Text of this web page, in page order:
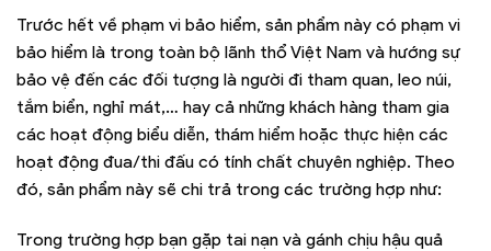
Trước hết về phạm vi bảo hiểm, sản phẩm này có phạm vi
bảo hiểm là trong toàn bộ lãnh thổ Việt Nam và hướng sự
bảo vệ đến các đối tượng là người đi tham quan, leo núi,
tắm biển, nghỉ mát,… hay cả những khách hàng tham gia
các hoạt động biểu diễn, thám hiểm hoặc thực hiện các
hoạt động đua/thi đấu có tính chất chuyên nghiệp. Theo
đó, sản phẩm này sẽ chi trả trong các trường hợp như:
Trong trường hợp bạn gặp tai nạn và gánh chịu hậu quả